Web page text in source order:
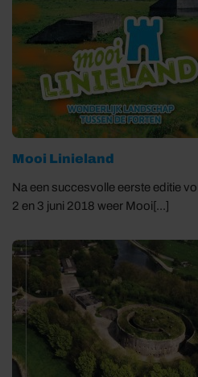
Mooi Linieland
Na een succesvolle eerste editie
2 en 3 juni 2018 weer Mooi[...]